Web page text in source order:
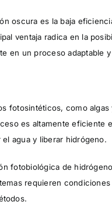
oscura es la baja
ventaja radica en la
en un proceso adaptable
fotosintéticos, como
es altamente eficiente
agua y liberar hidrógeno.
fotobiológica de
requieren